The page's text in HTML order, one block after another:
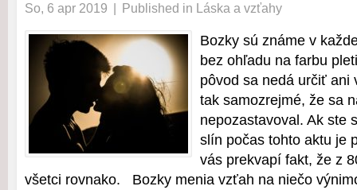
So, 6 apr 2019 | Published in Láska a vzťahy
Bozky sú známe v
bez ohľadu na farbu
pôvod sa nedá určiť ani
tak samozrejmé, že sa
nepozastavoval. Ak ste
slín počas tohto aktu je
vás prekvapí fakt, že z
všetci rovnako. Bozky menia vzťah na niečo